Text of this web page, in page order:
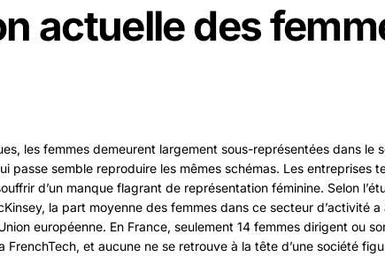
actuelledes
les femmes demeurent largement sous-représentées dans le
passe semble reproduire les mêmes schémas. Les entreprises
d’un manque flagrant de représentation féminine. Selon
la part moyenne des femmes dans ce secteur d’activité
européenne. En France, seulement 14 femmes dirigent ou
et aucune ne se retrouve à la tête d’une société